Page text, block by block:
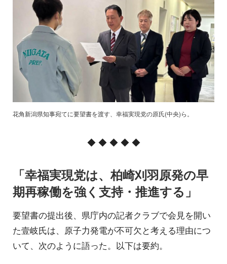
花角新潟県知事宛てに要望書を渡す、幸福実現党の原氏(中央)ら。
◆ ◆ ◆ ◆ ◆
「幸福実現党は、柏崎刈羽原発の早
期再稼働を強く支持・推進する」
要望書の提出後、県庁内の記者クラブで会見を開い
た壹岐氏は、原子力発電が不可欠と考える理由につ
いて、次のように語った。以下は要約。